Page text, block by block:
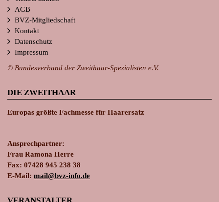
AGB
BVZ-Mitgliedschaft
Kontakt
Datenschutz
Impressum
© Bundesverband der Zweithaar-Spezialisten e.V.
DIE ZWEITHAAR
Europas größte Fachmesse für Haarersatz
Ansprechpartner:
Frau Ramona Herre
Fax: 07428 945 238 38
E-Mail: mail@bvz-info.de